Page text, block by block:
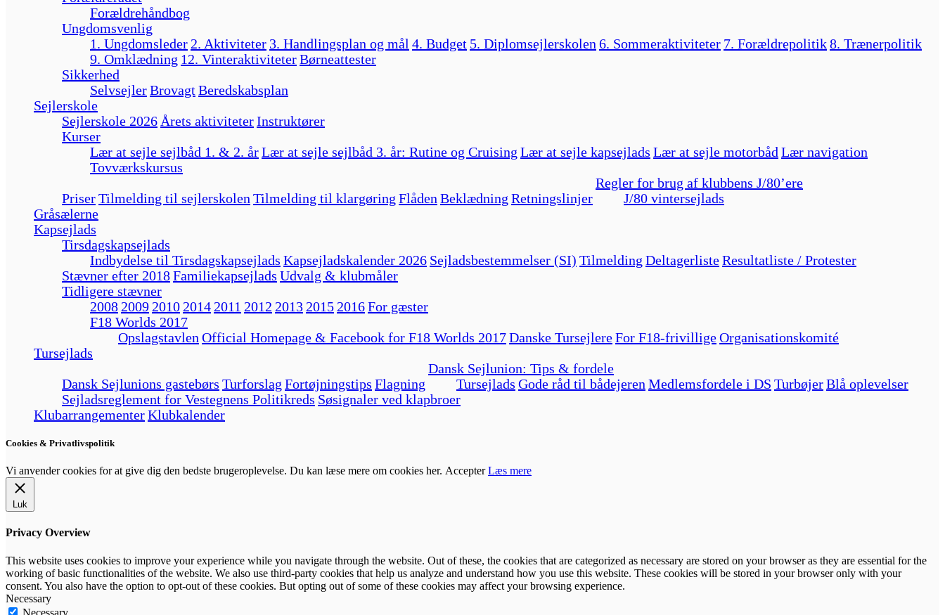
Forældrehåndbog
Ungdomsvenlig
1. Ungdomsleder 2. Aktiviteter 3. Handlingsplan og mål 4. Budget 5. Diplomsejlerskolen 6. Sommeraktiviteter 7. Forældrepolitik8. Trænerpolitik
9. Omklædning 12. VinteraktiviteterBørneattester
Sikkerhed
SelvsejlerBrovagtBeredskabsplan
Sejlerskole
Sejlerskole 2026 Årets aktiviteterInstruktører
Kurser
Lær at sejle sejlbåd 1. & 2. årLær at sejle sejlbåd 3. år: Rutine og Cruising Lær at sejle kapsejlads Lær at sejle motorbåd Lær navigation
Tovværkskursus
PriserTilmelding til sejlerskolen Tilmelding til klargøring Flåden Beklædning Retningslinjer
Regler for brug af klubbens J/80’ere
J/80 vintersejlads
Gråsælerne
Kapsejlads
Tirsdagskapsejlads
Indbydelse til Tirsdagskapsejlads Kapsejladskalender 2026 Sejladsbestemmelser (SI) Tilmelding DeltagerlisteResultatliste / Protester
Stævner efter 2018Familiekapsejlads Udvalg & klubmåler
Tidligere stævner
2008 2009 2010 2014 2011 2012 2013 2015 2016For gæster
F18 Worlds 2017
Opslagstavlen Official Homepage & Facebook for F18 Worlds 2017Danske TursejlereFor F18-frivilligeOrganisationskomité
Tursejlads
Dansk Sejlunions gastebørs Turforslag Fortøjningstips Flagning
Dansk Sejlunion: Tips & fordele
Tursejlads Gode råd til bådejeren Medlemsfordele i DS TurbøjerBlå oplevelser
Sejladsreglement for Vestegnens Politikreds Søsignaler ved klapbroer
KlubarrangementerKlubkalender
Cookies & Privatlivspolitik
Vi anvender cookies for at give dig den bedste brugeroplevelse. Du kan læse mere om cookies her. Accepter Læs mere
Luk
Privacy Overview
This website uses cookies to improve your experience while you navigate through the website. Out of these, the cookies that are categorized as necessary are stored on your browser as they are essential for the
working of basic functionalities of the website. We also use third-party cookies that help us analyze and understand how you use this website. These cookies will be stored in your browser only with your
consent. You also have the option to opt-out of these cookies. But opting out of some of these cookies may affect your browsing experience.
Necessary
Necessary